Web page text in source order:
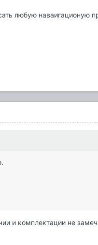
любую наваигационую
и комплектации не